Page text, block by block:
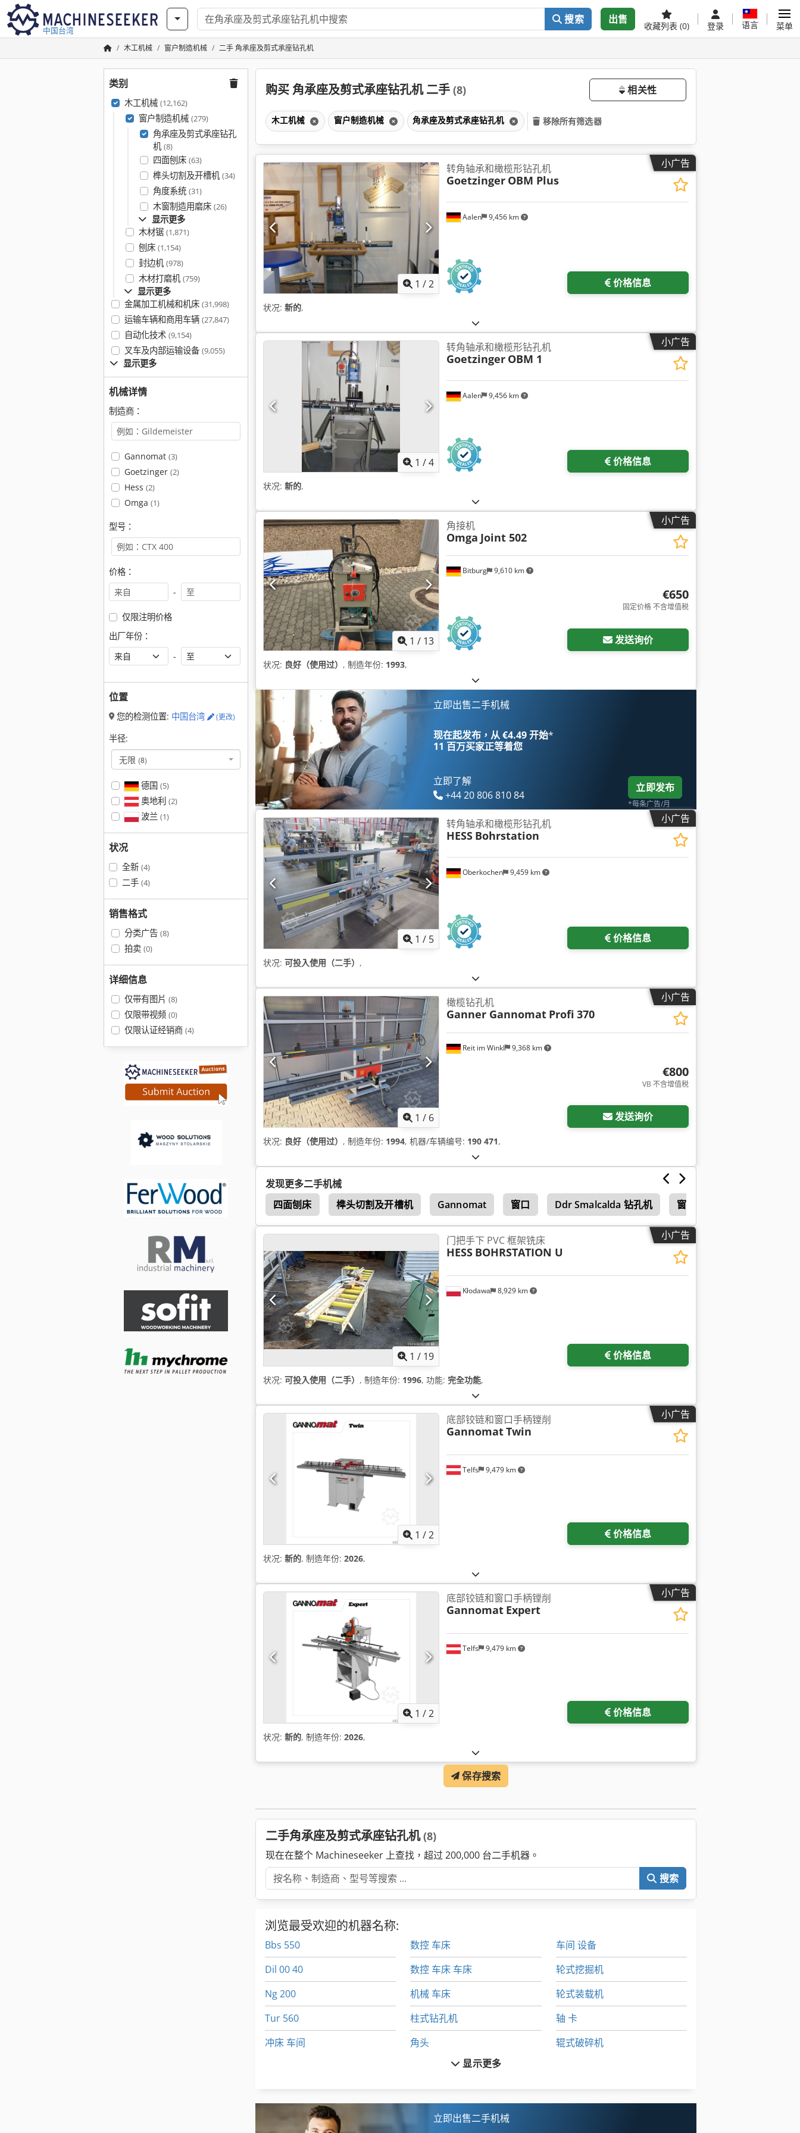
中国台湾
搜索 出售
收藏列表 (0) 登录 语言 菜单
木工机械 窗户制造机械 二手 角承座及剪式承座钻孔机
类别
木工机械 (12,162)
窗户制造机械 (279)
角承座及剪式承座钻孔
机 (8)
四面刨床 (63)
榫头切割及开槽机 (34)
角度系统 (31)
木窗制造用磨床 (26)
显示更多
木材锯 (1,871)
刨床 (1,154)
封边机 (978)
木材打磨机 (759)
显示更多
金属加工机械和机床 (31,998)
运输车辆和商用车辆 (27,847)
自动化技术 (9,154)
叉车及内部运输设备 (9,055)
显示更多
机械详情
制造商：
Gannomat (3)
Goetzinger (2)
Hess (2)
Omga (1)
型号：
价格：
-
仅限注明价格
出厂年份：
-
位置
您的检测位置: 中国台湾 (更改)
半径:
无限 (8)
德国 (5)
奥地利 (2)
波兰 (1)
状况
全新 (4)
二手 (4)
销售格式
分类广告 (8)
拍卖 (0)
详细信息
仅带有图片 (8)
仅限带视频 (0)
仅限认证经销商 (4)
购买 角承座及剪式承座钻孔机 二手 (8) 相关性
木工机械 窗户制造机械 角承座及剪式承座钻孔机 移除所有筛选器
小广告
1 /2
Aalen 9,456 km
转角轴承和橄榄形钻孔机
Goetzinger OBM Plus
价格信息
状况: 新的,
小广告
1 /4
Aalen 9,456 km
转角轴承和橄榄形钻孔机
Goetzinger OBM 1
价格信息
状况: 新的,
小广告
1 / 13
Bitburg 9,610 km
角接机
Omga Joint 502
€650
固定价格 不含增值税
发送询价
状况: 良好（使用过） , 制造年份: 1993,
立即出售二手机械
现在起发布，从 €4.49 开始*
11 百万买家正等着您
立即了解
+44 20 806 810 84
立即发布
*每条广告/月
小广告
1 / 5
Oberkochen 9,459 km
转角轴承和橄榄形钻孔机
HESS Bohrstation
价格信息
状况: 可投入使用（二手） ,
小广告
1 / 6
Reit im Winkl 9,368 km
橄榄钻孔机
Ganner Gannomat Profi 370
€800
VB 不含增值税
发送询价
状况: 良好（使用过） , 制造年份: 1994, 机器/车辆编号: 190 471,
发现更多二手机械
四面刨床
榫头切割及开槽机 Gannomat 窗口 Ddr Smalcalda 钻孔机 窗口类型 Elektromat
球面 滑动 轴承
小广告
1 / 19
Kłodawa 8,929 km
门把手下 PVC 框架铣床
HESS BOHRSTATION U
价格信息
状况: 可投入使用（二手） , 制造年份: 1996, 功能: 完全功能,
小广告
1 /2
Telfs 9,479 km
底部铰链和窗口手柄镗削
GannomatTwin
价格信息
状况: 新的, 制造年份: 2026,
小广告
1 /2
Telfs 9,479 km
底部铰链和窗口手柄镗削
Gannomat Expert
价格信息
状况: 新的, 制造年份: 2026,
保存搜索
二手角承座及剪式承座钻孔机(8)
现在在整个 Machineseeker 上查找，超过 200,000 台二手机器。
搜索
浏览最受欢迎的机器名称:
Bbs 550
Dil 00 40
Ng 200
Tur 560
冲床 车间
数控 车床
数控 车床 车床
机械 车床
柱式钻孔机
角头
车削装置
车间 设备
轮式挖掘机
轮式装载机
轴 卡
辊式破碎机
显示更多
立即出售二手机械